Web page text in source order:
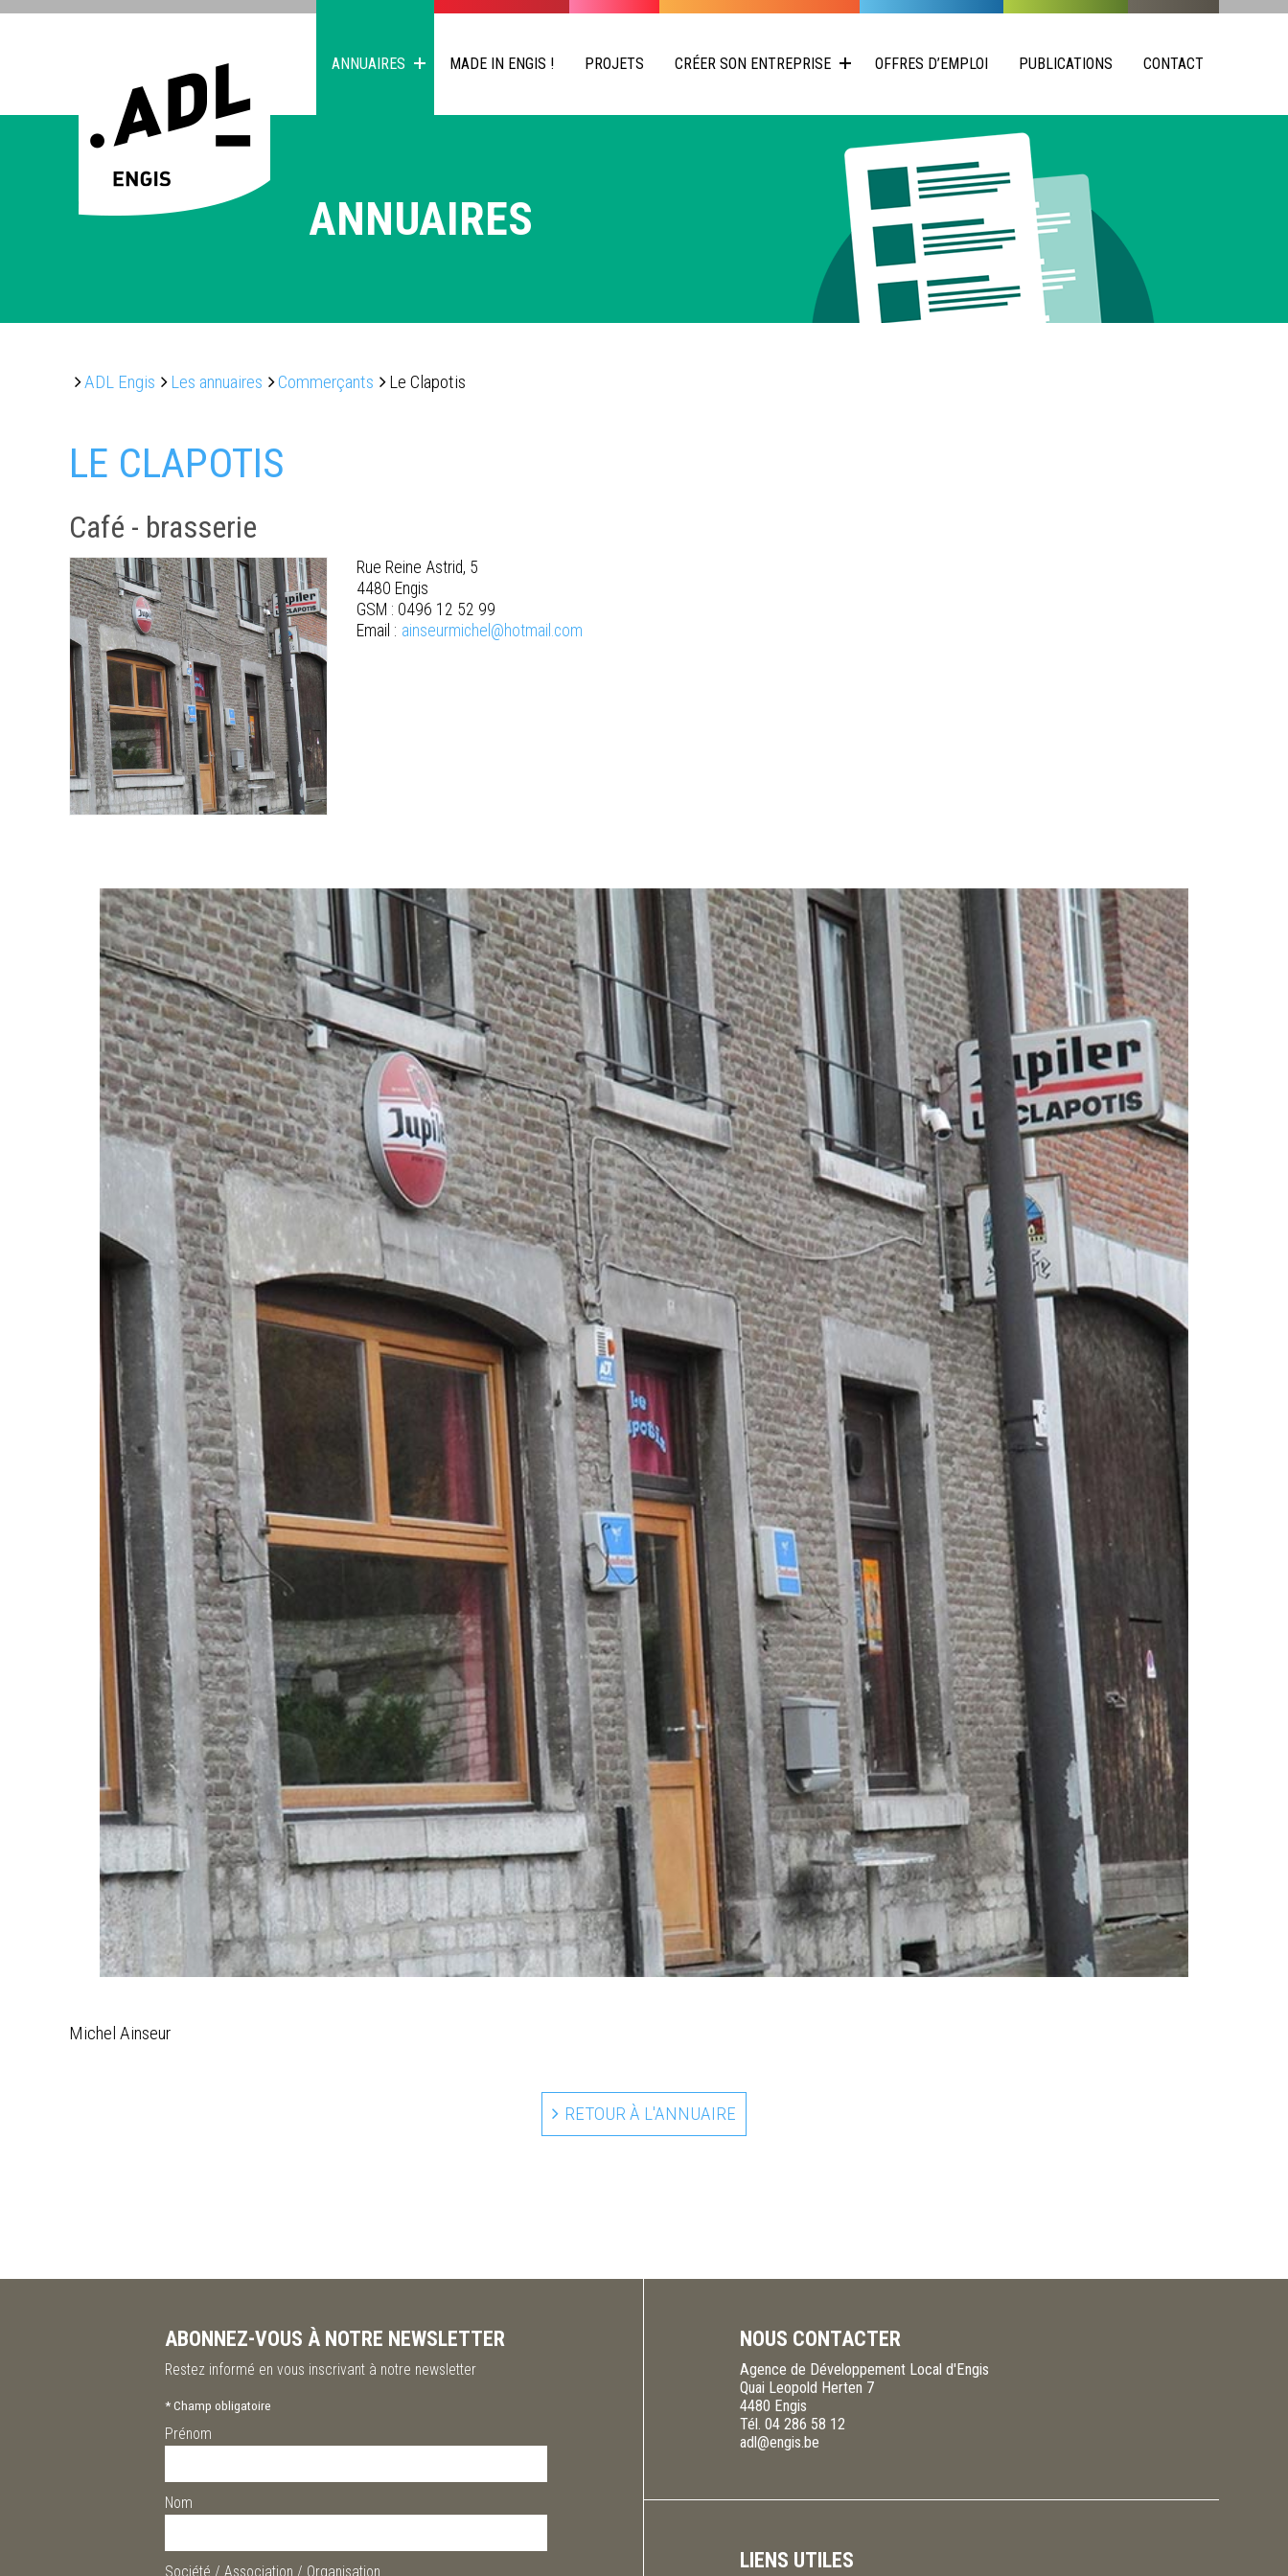
ANNUAIRES MADE IN ENGIS ! PROJETS CRÉER SON ENTREPRISE OFFRES D’EMPLOI PUBLICATIONS CONTACT
ANNUAIRES
ADL Engis Les annuaires Commerçants Le Clapotis
LE CLAPOTIS
Café - brasserie
Rue Reine Astrid, 5
4480 Engis
GSM : 0496 12 52 99
Email : ainseurmichel@hotmail.com
Michel Ainseur
RETOUR À L'ANNUAIRE
ABONNEZ-VOUS À NOTRE NEWSLETTER
Restez informé en vous inscrivant à notre newsletter
*Champ obligatoire
Prénom
Nom
Société / Association / Organisation
NOUS CONTACTER
Agence de Développement Local d'Engis
Quai Leopold Herten 7
4480 Engis
Tél. 04 286 58 12
adl@engis.be
LIENS UTILES